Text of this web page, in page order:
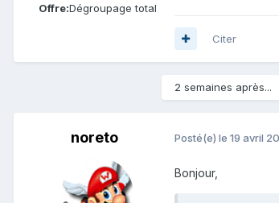
Offre:Dégroupage total
Citer
2 semaines après...
noreto Posté(e) le 19 avril
Bonjour,